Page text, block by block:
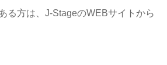
る方は、J-StageのWEBサイトから